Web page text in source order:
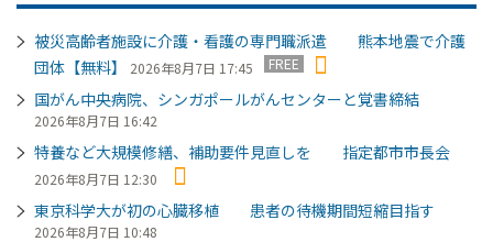
被災高齢者施設に介護・看護の専門職派遣 熊本地震で介護
団体【無料】
2026年8月7日 17:45 FREE
国がん中央病院、シンガポールがんセンターと覚書締結
2026年8月7日 16:42
特養など大規模修繕、補助要件見直しを 指定都市市長会
2026年8月7日 12:30
東京科学大が初の心臓移植 患者の待機期間短縮目指す
2026年8月7日 10:48